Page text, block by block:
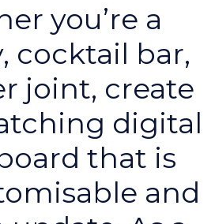
you’re a
cocktail bar,
joint, create
digital
that is
and